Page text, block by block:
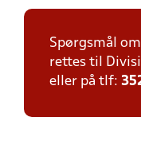
Spørgsmål
rettes til
eller på tlf: